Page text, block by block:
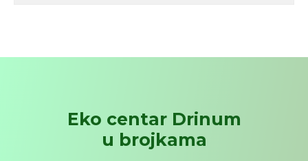
Eko centar Drinum
u brojkama